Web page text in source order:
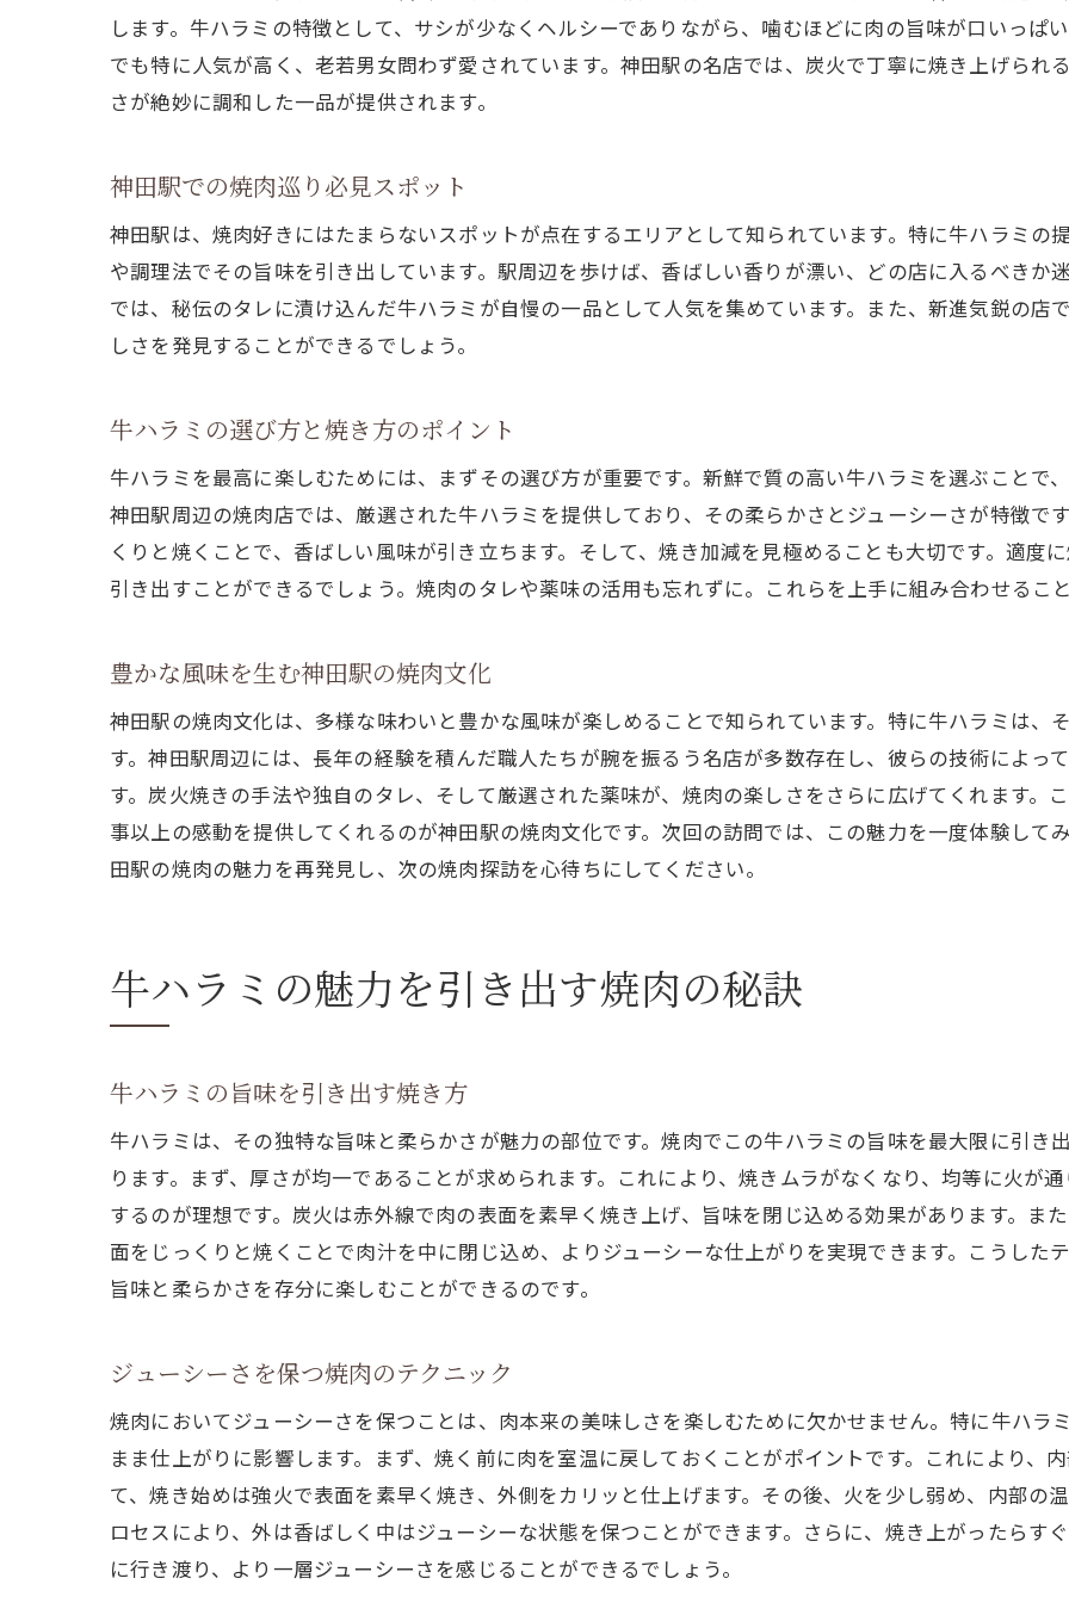
牛ハラミを引き立てる炭火の魔法
焼肉の真髄を味わうためのポイント
牛ハラミ愛好家が推薦する神田駅の店
ジュワッと広がる旨味！神田駅で食べる牛ハラミの魅
口の中で広がる牛ハラミの旨味
神田駅で堪能する極上の味わい
ジューシーさが際立つ焼肉の秘訣
旨味を最大限に引き立てる調理法
神田駅を訪れたら絶対に食べたい牛ハラミの秘話
牛ハラミの知られざる逸話
神田駅の焼肉店が守る伝統の味
地元で愛される牛ハラミの秘密
牛ハラミを巡るエピソードの数々
焼肉文化が育む牛ハラミの魅力
焼肉の技術が光る神田駅の店
牛ハラミを最大限に楽しむためのコツ
神田駅での焼肉体験をより豊かに
牛ハラミの美味しさを再発見
します。牛ハラミの特徴として、サシが少なくヘルシーでありながら、噛むほどに肉の旨味が口いっぱ
でも特に人気が高く、老若男女問わず愛されています。神田駅の名店では、炭火で丁寧に焼き上げられ
さが絶妙に調和した一品が提供されます。
神田駅での焼肉巡り必見スポット
神田駅は、焼肉好きにはたまらないスポットが点在するエリアとして知られています。特に牛ハラミの
や調理法でその旨味を引き出しています。駅周辺を歩けば、香ばしい香りが漂い、どの店に入るべきか
では、秘伝のタレに漬け込んだ牛ハラミが自慢の一品として人気を集めています。また、新進気鋭の店
しさを発見することができるでしょう。
牛ハラミの選び方と焼き方のポイント
牛ハラミを最高に楽しむためには、まずその選び方が重要です。新鮮で質の高い牛ハラミを選ぶことで
神田駅周辺の焼肉店では、厳選された牛ハラミを提供しており、その柔らかさとジューシーさが特徴で
くりと焼くことで、香ばしい風味が引き立ちます。そして、焼き加減を見極めることも大切です。適度
引き出すことができるでしょう。焼肉のタレや薬味の活用も忘れずに。これらを上手に組み合わせるこ
豊かな風味を生む神田駅の焼肉文化
神田駅の焼肉文化は、多様な味わいと豊かな風味が楽しめることで知られています。特に牛ハラミは、
す。神田駅周辺には、長年の経験を積んだ職人たちが腕を振るう名店が多数存在し、彼らの技術によっ
す。炭火焼きの手法や独自のタレ、そして厳選された薬味が、焼肉の楽しさをさらに広げてくれます。
事以上の感動を提供してくれるのが神田駅の焼肉文化です。次回の訪問では、この魅力を一度体験して
田駅の焼肉の魅力を再発見し、次の焼肉探訪を心待ちにしてください。
牛ハラミの魅力を引き出す焼肉の秘訣
牛ハラミの旨味を引き出す焼き方
牛ハラミは、その独特な旨味と柔らかさが魅力の部位です。焼肉でこの牛ハラミの旨味を最大限に引き
ります。まず、厚さが均一であることが求められます。これにより、焼きムラがなくなり、均等に火が
するのが理想です。炭火は赤外線で肉の表面を素早く焼き上げ、旨味を閉じ込める効果があります。ま
面をじっくりと焼くことで肉汁を中に閉じ込め、よりジューシーな仕上がりを実現できます。こうした
旨味と柔らかさを存分に楽しむことができるのです。
ジューシーさを保つ焼肉のテクニック
焼肉においてジューシーさを保つことは、肉本来の美味しさを楽しむために欠かせません。特に牛ハラ
まま仕上がりに影響します。まず、焼く前に肉を室温に戻しておくことがポイントです。これにより、
て、焼き始めは強火で表面を素早く焼き、外側をカリッと仕上げます。その後、火を少し弱め、内部の
ロセスにより、外は香ばしく中はジューシーな状態を保つことができます。さらに、焼き上がったらす
に行き渡り、より一層ジューシーさを感じることができるでしょう。